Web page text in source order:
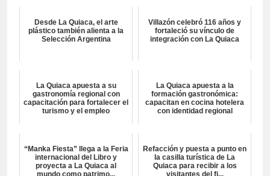
Desde La Quiaca, el arte
plástico también alienta a la
Selección Argentina
Villazón celebró 116 años y
fortaleció su vínculo de
integración con La Quiaca
La Quiaca apuesta a su
gastronomía regional con
capacitación para fortalecer el
turismo y el empleo
La Quiaca apuesta a la
formación gastronómica:
capacitan en cocina hotelera
con identidad regional
“Manka Fiesta” llega a la Feria
internacional del Libro y
proyecta a La Quiaca al
mundo como patrimo...
Refacción y puesta a punto en
la casilla turística de La
Quiaca para recibir a los
visitantes del fi...